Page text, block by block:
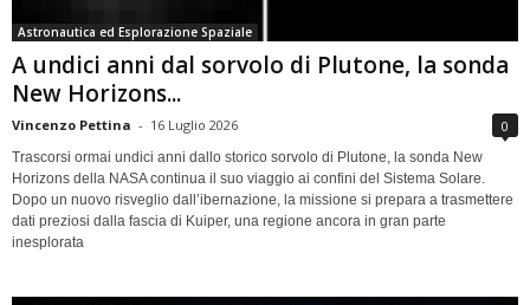
Astronautica ed Esplorazione Spaziale
A undici anni dal sorvolo di Plutone, la sonda
New Horizons...
Vincenzo Pettina - 16 Luglio 2026 0
Trascorsi ormai undici anni dallo storico sorvolo di Plutone, la sonda New
Horizons della NASA continua il suo viaggio ai confini del Sistema Solare.
Dopo un nuovo risveglio dall’ibernazione, la missione si prepara a trasmettere
dati preziosi dalla fascia di Kuiper, una regione ancora in gran parte
inesplorata